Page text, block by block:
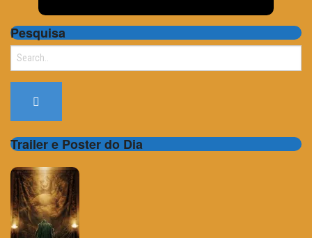
Pesquisa
Search
Trailer e Poster do Dia